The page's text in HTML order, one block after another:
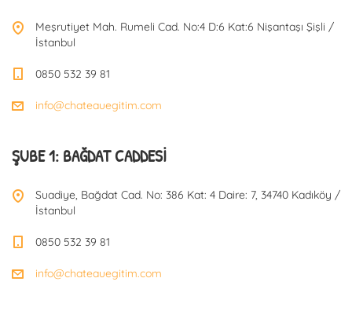
Meşrutiyet Mah. Rumeli Cad. No:4 D:6 Kat:6 Nişantaşı Şişli /
İstanbul
0850 532 39 81
info@chateauegitim.com
ŞUBE 1: BAĞDAT CADDESI
Suadiye, Bağdat Cad. No: 386 Kat: 4 Daire: 7, 34740 Kadıköy /
İstanbul
0850 532 39 81
info@chateauegitim.com